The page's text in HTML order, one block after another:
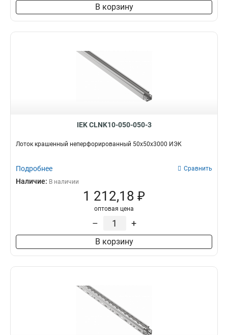
В корзину
IEK CLNK10-050-050-3
Лоток крашенный неперфорированный 50х50х3000 ИЭК
Подробнее Сравнить
Наличие: В наличии
1 212,18 ₽
оптовая цена
– +
В корзину